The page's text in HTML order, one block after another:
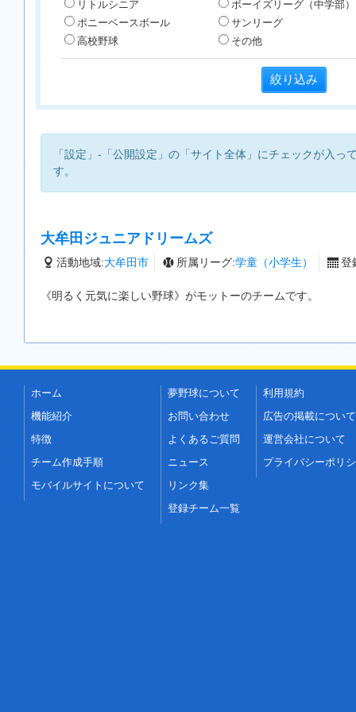
リトルシニア
ボーイズリーグ（中学部）
ポニーベースボール
サンリーグ
高校野球
その他
「設定」-「公開設定」の「サイト全体」にチェックが入っ
す。
大牟田ジュニアドリームズ
活動地域:大牟田市 所属リーグ:学童（小学生） 登
《明るく元気に楽しい野球》がモットーのチームです。
ホーム
機能紹介
特徴
チーム作成手順
モバイルサイトについて
夢野球について
お問い合わせ
よくあるご質問
ニュース
リンク集
登録チーム一覧
利用規約
広告の掲載について
運営会社について
プライバシーポリ